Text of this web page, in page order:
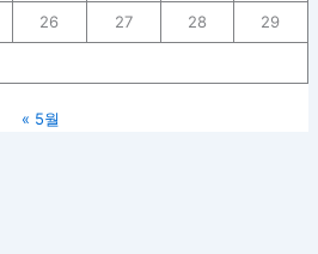
26 27 28 29
« 5월